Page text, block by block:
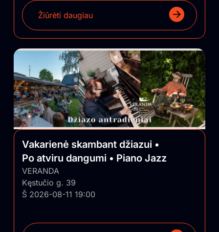
Žiūrėti daugiau
Vakarienė skambant džiazui •
Po atviru dangumi • Piano Jazz
VERANDA
Kęstučio g. 39
Š 2026-08-11 19:00